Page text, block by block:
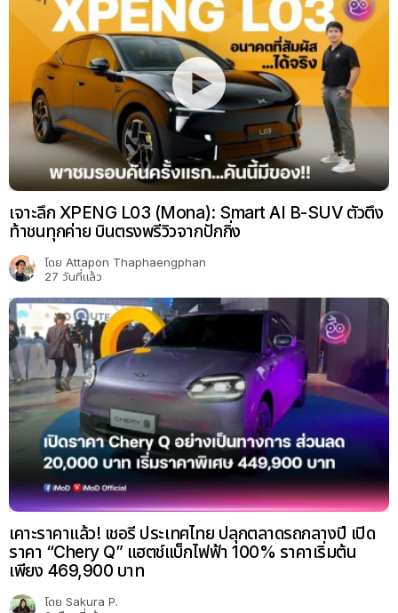
เจาะลึก XPENG L03 (Mona): Smart AI B-SUV ตัวตึง
ท้าชนทุกค่าย บินตรงพรีวิวจากปักกิ่ง
โดย Attapon Thaphaengphan
27 วันที่แล้ว
เคาะราคาแล้ว! เชอรี ประเทศไทย ปลุกตลาดรถกลางปี เปิด
ราคา “Chery Q” แฮตช์แบ็กไฟฟ้า 100% ราคาเริ่มต้น
เพียง 469,900 บาท
โดย Sakura P.